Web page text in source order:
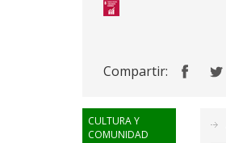
Compartir:
CULTURA Y
COMUNIDAD